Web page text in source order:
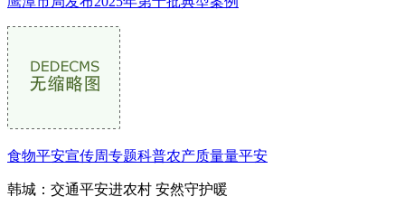
食物平安宣传周专题科普农产质量量平安
韩城：交通平安进农村 安然守护暖